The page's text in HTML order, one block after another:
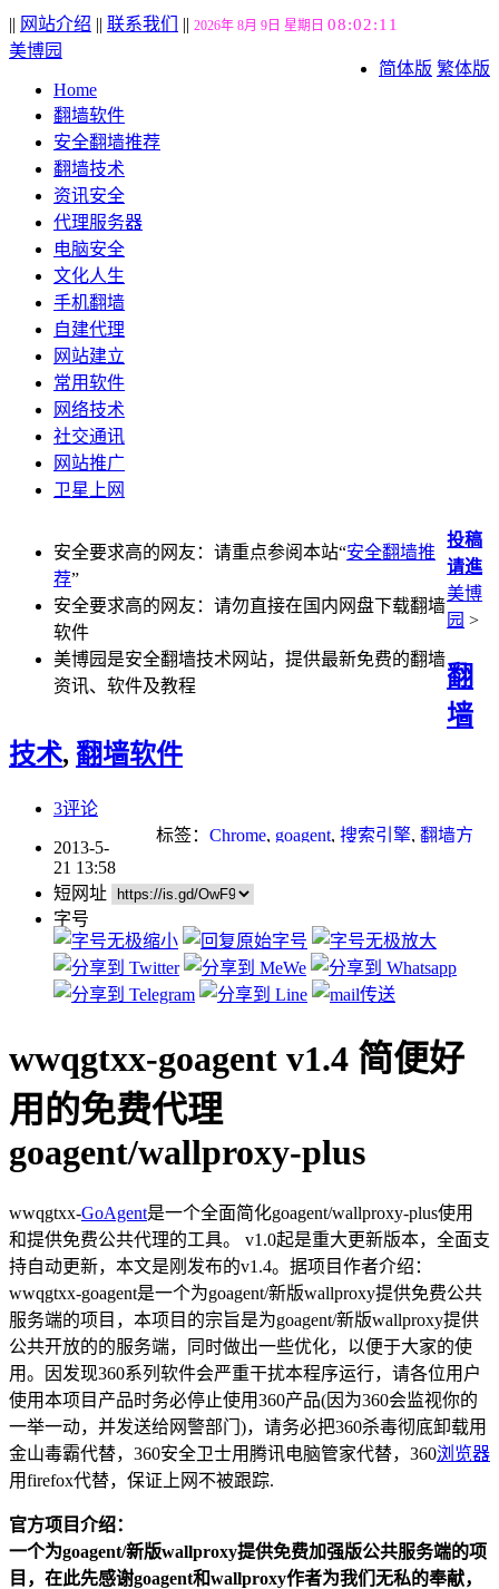
|| 网站介绍 || 联系我们 || 2026年 8月 9日 星期日 08:02:12
简体版 繁体版
美博园
Home
翻墙软件
安全翻墙推荐
翻墙技术
资讯安全
代理服务器
电脑安全
文化人生
手机翻墙
自建代理
网站建立
常用软件
网络技术
社交通讯
网站推广
卫星上网
安全要求高的网友：请重点参阅本站“安全翻墙推
荐”
安全要求高的网友：请勿直接在国内网盘下载翻墙
软件
美博园是安全翻墙技术网站，提供最新免费的翻墙
资讯、软件及教程
投稿
请進
美博
园 >
翻
墙
技术, 翻墙软件
3评论
标签： Chrome, goagent, 搜索引擎, 翻墙方
2013-5-
21 13:58
短网址
字号
wwqgtxx-goagent v1.4 简便好
用的免费代理
goagent/wallproxy-plus
wwqgtxx-GoAgent是一个全面简化goagent/wallproxy-plus使用
和提供免费公共代理的工具。 v1.0起是重大更新版本，全面支
持自动更新，本文是刚发布的v1.4。据项目作者介绍：
wwqgtxx-goagent是一个为goagent/新版wallproxy提供免费公共
服务端的项目，本项目的宗旨是为goagent/新版wallproxy提供
公共开放的的服务端，同时做出一些优化，以便于大家的使
用。因发现360系列软件会严重干扰本程序运行，请各位用户
使用本项目产品时务必停止使用360产品(因为360会监视你的
一举一动，并发送给网警部门)，请务必把360杀毒彻底卸载用
金山毒霸代替，360安全卫士用腾讯电脑管家代替，360浏览器
用firefox代替，保证上网不被跟踪.
官方项目介绍：
一个为goagent/新版wallproxy提供免费加强版公共服务端的项
目，在此先感谢goagent和wallproxy作者为我们无私的奉献，